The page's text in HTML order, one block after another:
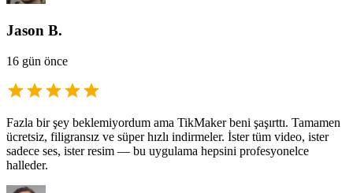
Jason B.
16 gün önce
Fazla bir şey beklemiyordum ama TikMaker beni şaşırttı. Tamamen
ücretsiz, filigransız ve süper hızlı indirmeler. İster tüm video, ister
sadece ses, ister resim — bu uygulama hepsini profesyonelce
halleder.